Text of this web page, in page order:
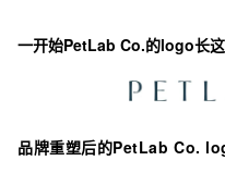
一开始PetLab Co.的logo长这
品牌重塑后的PetLab Co.